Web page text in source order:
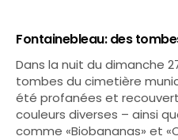
Fontainebleau: des
Dans la nuit du dimanche
tombes du cimetière
été profanées et
couleurs diverses – ainsi
comme «Biobananas» et